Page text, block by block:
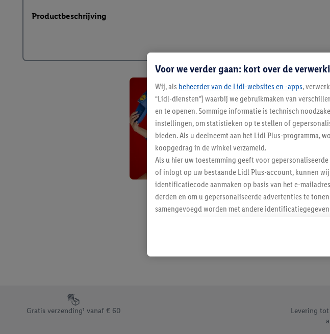
Productbeschrijving
Footerelement met de verschillende USPs van Lidl.be
Gratis verzending¹ vanaf € 60
Levering
Voor we verder gaan: kort over de
Wij, als beheerder van de Lidl-websites en -apps,
“Lidl-diensten”) waarbij we gebruikmaken van
en te openen. Sommige informatie is technisch
instellingen, om statistieken op te stellen of
bieden. Als u deelneemt aan het Lidl Plus-programma,
koopgedrag in de winkel verzameld.
Als u hier uw toestemming geeft voor
of inlogt op uw bestaande Lidl Plus-account, kunnen
identificatiecode aanmaken op basis van het e-
derden en om u gepersonaliseerde advertenties te
samengevoegd worden met andere
Als u hiermee akkoord gaat, kunnen advertenties in
u interesse hebt getoond (bijvoorbeeld door het
niet te kopen), ook op verschillende apparaten en
Onder “Aanpassen” kunt u individuele doeleinden
Door op “weigeren” te klikken, kunt u alleen het
“aanvaarden” te klikken, stemt u in met alle